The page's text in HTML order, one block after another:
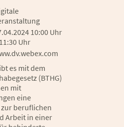
10:00 Uhr
Uhr
es mit dem
(BTHG)
mit
eine
beruflichen
Arbeit in einer